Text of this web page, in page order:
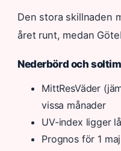
Den stora skillnaden
året runt, medan
Nederbörd och
MittResVäder
vissa månader
UV-index ligger
Prognos för 1